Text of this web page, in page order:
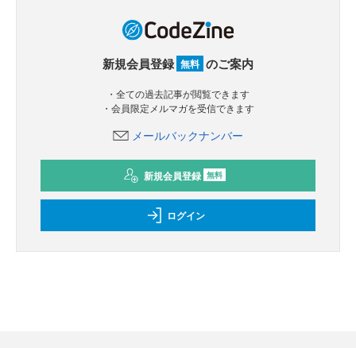
新規会員登録 無料 のご案内
・全ての過去記事が閲覧できます
・会員限定メルマガを受信できます
メールバックナンバー
新規会員登録 無料
ログイン